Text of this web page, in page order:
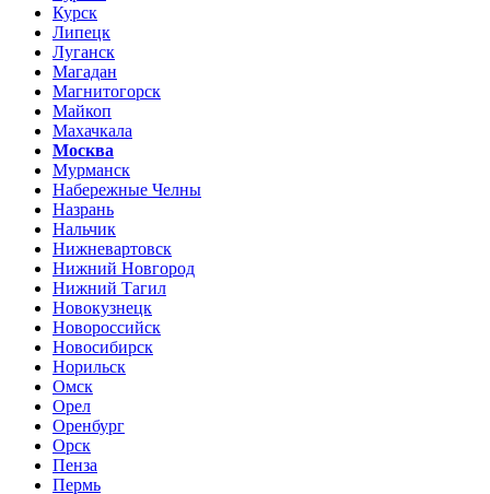
Курск
Липецк
Луганск
Магадан
Магнитогорск
Майкоп
Махачкала
Москва
Мурманск
Набережные Челны
Назрань
Нальчик
Нижневартовск
Нижний Новгород
Нижний Тагил
Новокузнецк
Новороссийск
Новосибирск
Норильск
Омск
Орел
Оренбург
Орск
Пенза
Пермь